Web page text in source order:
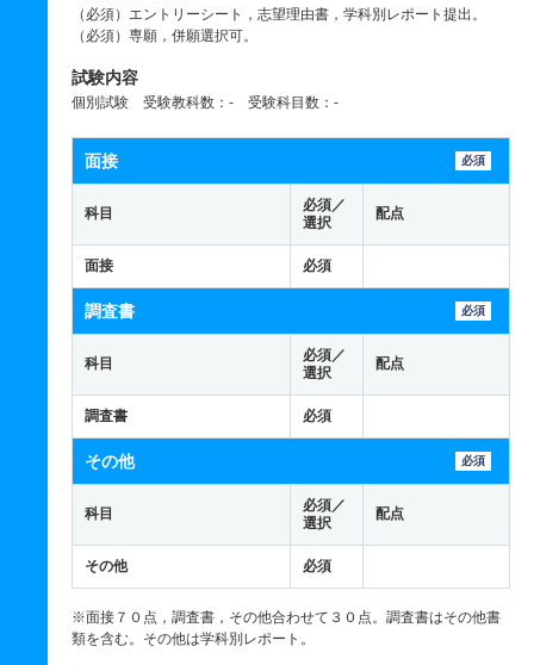
（必須）エントリーシート，志望理由書，学科別レポート提出。
（必須）専願，併願選択可。
試験内容
個別試験 受験教科数：- 受験科目数：-
面接 必須
科目
必須／
選択
配点
面接 必須
調査書 必須
科目
必須／
選択
配点
調査書 必須
その他 必須
科目
必須／
選択
配点
その他 必須
※面接７０点，調査書，その他合わせて３０点。調査書はその他書
類を含む。その他は学科別レポート。